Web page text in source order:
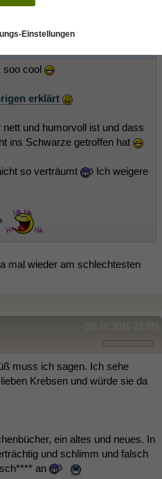
soo cool
erklärt
und humorvoll ist und dass
ins Schwarze getroffen hat
so verträumt
Ich weigere
mal wieder am schlechtesten
(20.10.2016 22:55)
muss ich sagen. Ich sehe
Krebsen und würde sie da
ein altes und neues. In
und schlimm und falsch
an
Einstellungen